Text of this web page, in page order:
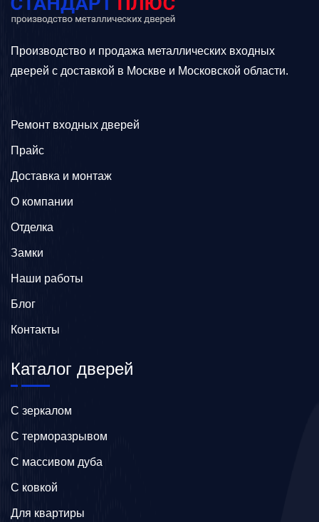
Производство и продажа металлических входных
дверей с доставкой в Москве и Московской области.
Ремонт входных дверей
Прайс
Доставка и монтаж
О компании
Отделка
Замки
Наши работы
Блог
Контакты
Каталог дверей
C зеркалом
C терморазрывом
C массивом дуба
C ковкой
Для квартиры